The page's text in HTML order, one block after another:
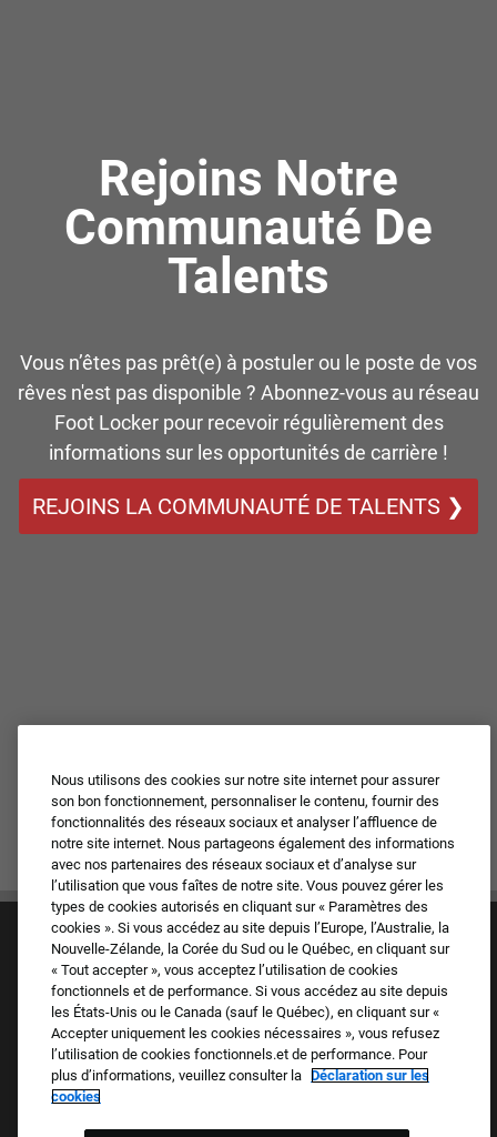
Rejoins Notre
Communauté De
Talents
Vous n’êtes pas prêt(e) à postuler ou le poste de vos
rêves n'est pas disponible ? Abonnez-vous au réseau
Foot Locker pour recevoir régulièrement des
informations sur les opportunités de carrière !
REJOINS LA COMMUNAUTÉ DE TALENTS ❯
Culture et valeurs
Nos marques
FAQ
Nous utilisons des cookies sur notre site internet pour assurer
son bon fonctionnement, personnaliser le contenu, fournir des
fonctionnalités des réseaux sociaux et analyser l’affluence de
notre site internet. Nous partageons également des informations
avec nos partenaires des réseaux sociaux et d’analyse sur
l’utilisation que vous faîtes de notre site. Vous pouvez gérer les
types de cookies autorisés en cliquant sur « Paramètres des
cookies ». Si vous accédez au site depuis l’Europe, l’Australie, la
Nouvelle-Zélande, la Corée du Sud ou le Québec, en cliquant sur
« Tout accepter », vous acceptez l’utilisation de cookies
fonctionnels et de performance. Si vous accédez au site depuis
les États-Unis ou le Canada (sauf le Québec), en cliquant sur «
Accepter uniquement les cookies nécessaires », vous refusez
l’utilisation de cookies fonctionnels.et de performance. Pour
plus d’informations, veuillez consulter la Déclaration sur les
cookies